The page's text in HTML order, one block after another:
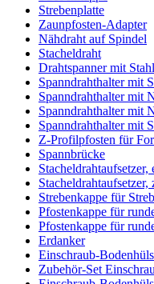
Strebenplatte
Zaunpfosten-Adapter
Nähdraht auf Spindel
Stacheldraht
Drahtspanner mit
Spanndrahthalter mit
Spanndrahthalter mit
Spanndrahthalter mit
Spanndrahthalter mit
Z-Profilpfosten für
Spannbrücke
Strebenkappe für
Pfostenkappe für
Pfostenkappe für
Erdanker
Einschraub-
Zubehör-Set